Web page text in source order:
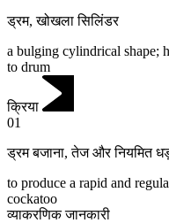
ड्रम,खोखला सिलिंडर
a bulging cylindrical shape;
to drum
क्रिया
01
ड्रम बजाना,तेज और नियमित
to produce a rapid and
cockatoo
व्याकरणिक जानकारी